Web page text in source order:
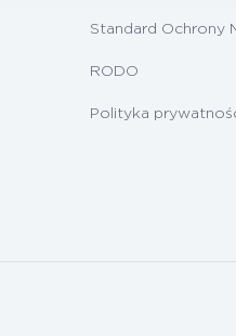
Standard Ochrony
RODO
Polityka